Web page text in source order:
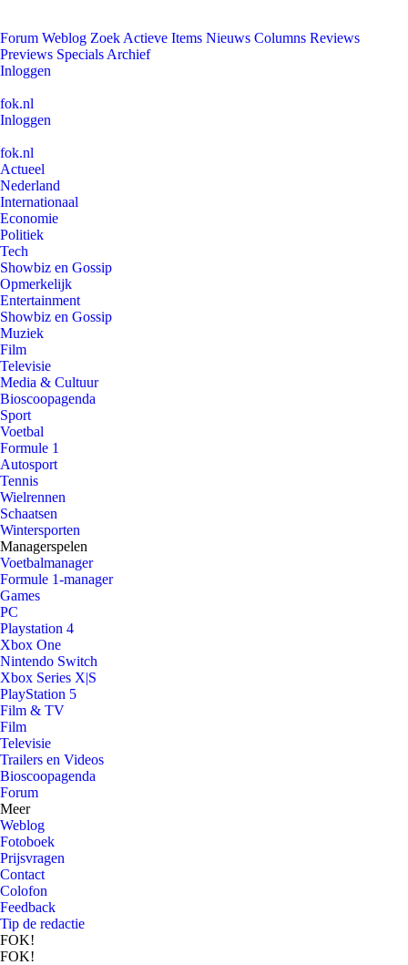
Forum Weblog Zoek Actieve Items Nieuws Columns Reviews
Previews Specials Archief
Inloggen
fok.nl
Inloggen
fok.nl
Actueel
Nederland
Internationaal
Economie
Politiek
Tech
Showbiz en Gossip
Opmerkelijk
Entertainment
Showbiz en Gossip
Muziek
Film
Televisie
Media & Cultuur
Bioscoopagenda
Sport
Voetbal
Formule 1
Autosport
Tennis
Wielrennen
Schaatsen
Wintersporten
Managerspelen
Voetbalmanager
Formule 1-manager
Games
PC
Playstation 4
Xbox One
Nintendo Switch
Xbox Series X|S
PlayStation 5
Film & TV
Film
Televisie
Trailers en Videos
Bioscoopagenda
Forum
Meer
Weblog
Fotoboek
Prijsvragen
Contact
Colofon
Feedback
Tip de redactie
FOK!
FOK!